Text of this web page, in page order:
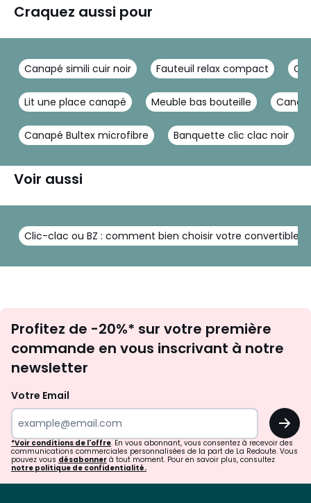
Craquez aussi pour
Canapé simili cuir noir Fauteuil relax compact
Lit une place canapé Meuble bas bouteille
Canapé Bultex microfibre Banquette clic clac noir
Voir aussi
Clic-clac ou BZ : comment bien choisir votre convertible ?
newsletter
Profitez de -20%* sur votre première
commande en vous inscrivant à notre
newsletter
Votre Email
OK
*Voir conditions de l'offre. En vous abonnant, vous consentez à recevoir des
communications commerciales personnalisées de la part de La Redoute. Vous
pouvez vous désabonner à tout moment. Pour en savoir plus, consultez
notre politique de confidentialité.